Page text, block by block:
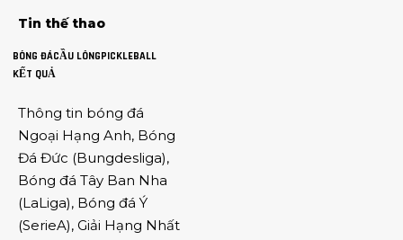
Tin thế thao
BÓNG ĐÁCẦU LÔNGPICKLEBALL
KẾT QUẢ
Thông tin bóng đá
Ngoại Hạng Anh, Bóng
Đá Đức (Bungdesliga),
Bóng đá Tây Ban Nha
(LaLiga), Bóng đá Ý
(SerieA), Giải Hạng Nhất